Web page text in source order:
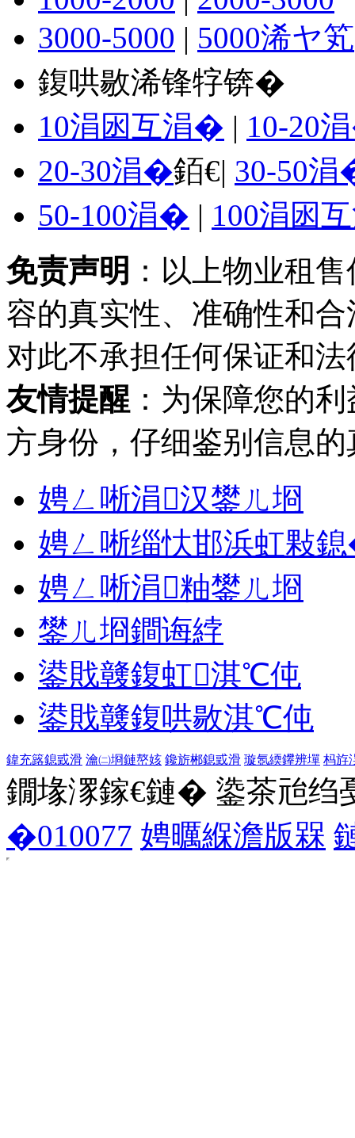
3000-5000 | 5000浠ヤ笂
鍑哄敭浠锋牸锛�
10涓囦互涓� | 10-20
20-30涓�銆€| 30-50
50-100涓� | 100涓囦
免责声明 ：以上物业租
容的真实性、准确性和
对此不承担任何保证和
友情提醒 ：为保障您的
方身份，仔细鉴别信息
娉ㄥ唽涓汉鐢ㄦ埛
娉ㄥ唽缁忕邯浜虹敤
娉ㄥ唽涓粙鐢ㄦ埛
鐢ㄦ埛鐧诲綍
鍙戝竷鍑虹淇℃伅
鍙戝竷鍑哄敭淇℃伅
鍏充簬鎴戜滑 瀹㈡埛鏈嶅姟 鑱旂郴鎴戜滑 璇氬緛鑻辨墠 杩斿
鐗堟潈鎵€鏈� 鍌茶兘绉
�010077 娉曞緥澹版槑